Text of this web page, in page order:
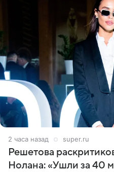
2 часа назад super.ru
Решетова
Нолана: «Ушли за 40